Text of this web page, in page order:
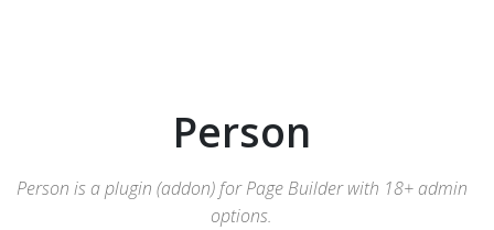
Person
Person is a plugin (addon) for Page Builder with 18+ admin
options.